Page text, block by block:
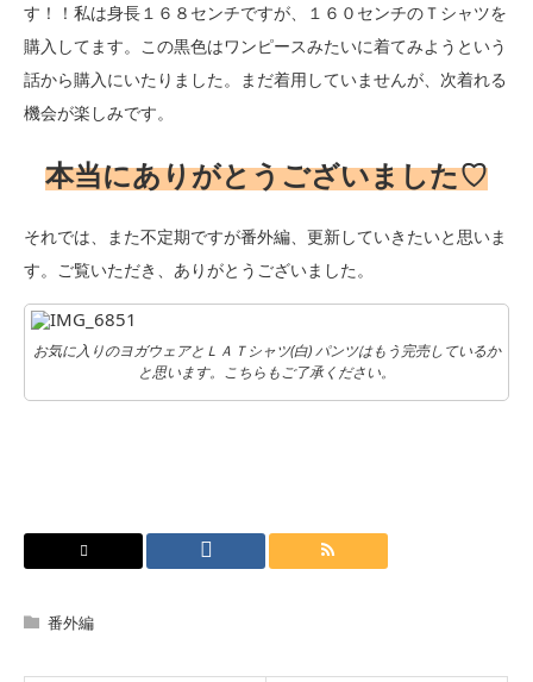
す！！私は身長１６８センチですが、１６０センチのＴシャツを
購入してます。この黒色はワンピースみたいに着てみようという
話から購入にいたりました。まだ着用していませんが、次着れる
機会が楽しみです。
本当にありがとうございました♡
それでは、また不定期ですが番外編、更新していきたいと思いま
す。ご覧いただき、ありがとうございました。
お気に入りのヨガウェアとＬＡＴシャツ(白) パンツはもう完売しているか
と思います。こちらもご了承ください。
番外編